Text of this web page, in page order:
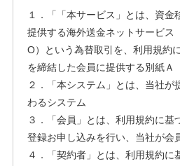
１．「「本サービス」とは、資金
提供する海外送金ネットサービ
O）という為替取引を、利用規約
を締結した会員に提供する別紙Ａ
２．「本システム」とは、当社が
わるシステム
３．「会員」とは、利用規約に基
登録お申し込みを行い、当社が会
４．「契約者」とは、利用規約に